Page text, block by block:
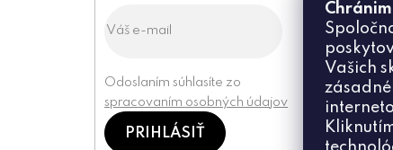
Vašich
Odoslaním súhlasíte zo
spracovaním osobných údajov
PRIHLÁSIŤ